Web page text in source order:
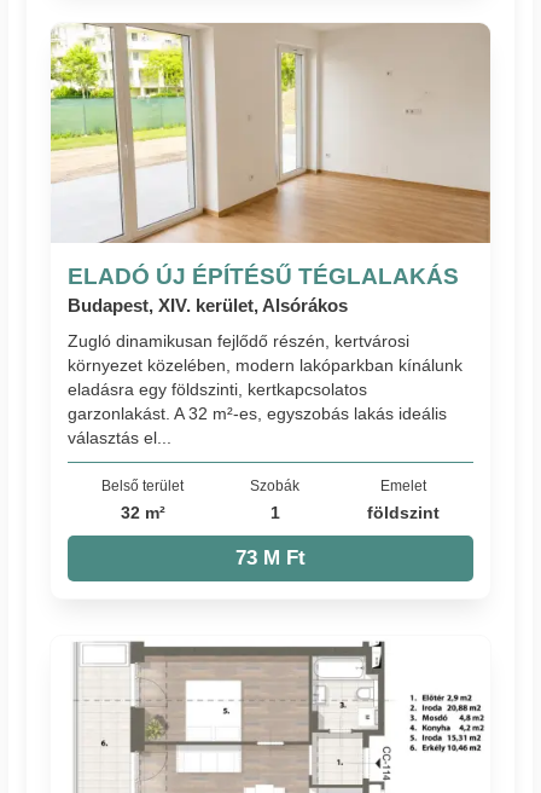
ELADÓ ÚJ ÉPÍTÉSŰ TÉGLALAKÁS
Budapest, XIV. kerület, Alsórákos
Zugló dinamikusan fejlődő részén, kertvárosi
környezet közelében, modern lakóparkban kínálunk
eladásra egy földszinti, kertkapcsolatos
garzonlakást. A 32 m²-es, egyszobás lakás ideális
választás el...
Belső terület
32 m²
Szobák
1
Emelet
földszint
73 M Ft